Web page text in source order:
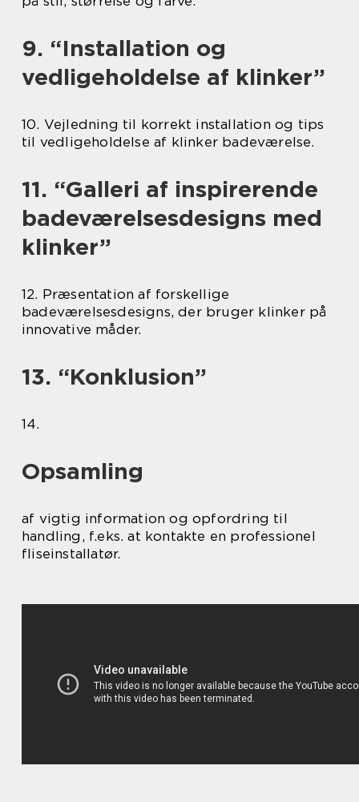
9. “Installation og
vedligeholdelse af klinker”
10. Vejledning til korrekt installation og tips
til vedligeholdelse af klinker badeværelse.
11. “Galleri af inspirerende
badeværelsesdesigns med
klinker”
12. Præsentation af forskellige
badeværelsesdesigns, der bruger klinker på
innovative måder.
13. “Konklusion”
14.
Opsamling
af vigtig information og opfordring til
handling, f.eks. at kontakte en professionel
fliseinstallatør.